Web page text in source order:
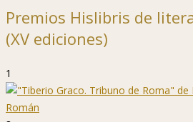
Premios Hislibris de
(XV ediciones)
1